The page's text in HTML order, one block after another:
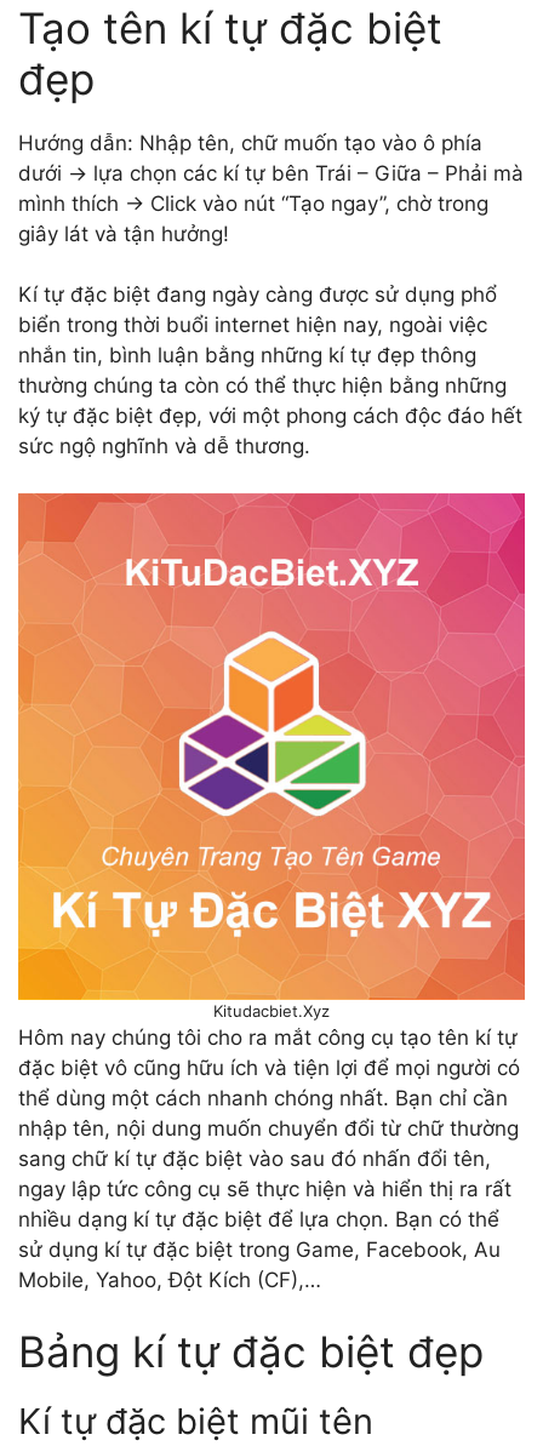
Tạo tên kí tự đặc biệt
đẹp
Hướng dẫn: Nhập tên, chữ muốn tạo vào ô phía
dưới -> lựa chọn các kí tự bên Trái – Giữa – Phải mà
mình thích -> Click vào nút “Tạo ngay”, chờ trong
giây lát và tận hưởng!
Kí tự đặc biệt đang ngày càng được sử dụng phổ
biển trong thời buổi internet hiện nay, ngoài việc
nhắn tin, bình luận bằng những kí tự đẹp thông
thường chúng ta còn có thể thực hiện bằng những
ký tự đặc biệt đẹp, với một phong cách độc đáo hết
sức ngộ nghĩnh và dễ thương.
Kitudacbiet.Xyz
Hôm nay chúng tôi cho ra mắt công cụ tạo tên kí tự
đặc biệt vô cũng hữu ích và tiện lợi để mọi người có
thể dùng một cách nhanh chóng nhất. Bạn chỉ cần
nhập tên, nội dung muốn chuyển đổi từ chữ thường
sang chữ kí tự đặc biệt vào sau đó nhấn đổi tên,
ngay lập tức công cụ sẽ thực hiện và hiển thị ra rất
nhiều dạng kí tự đặc biệt để lựa chọn. Bạn có thể
sử dụng kí tự đặc biệt trong Game, Facebook, Au
Mobile, Yahoo, Đột Kích (CF),…
Bảng kí tự đặc biệt đẹp
Kí tự đặc biệt mũi tên